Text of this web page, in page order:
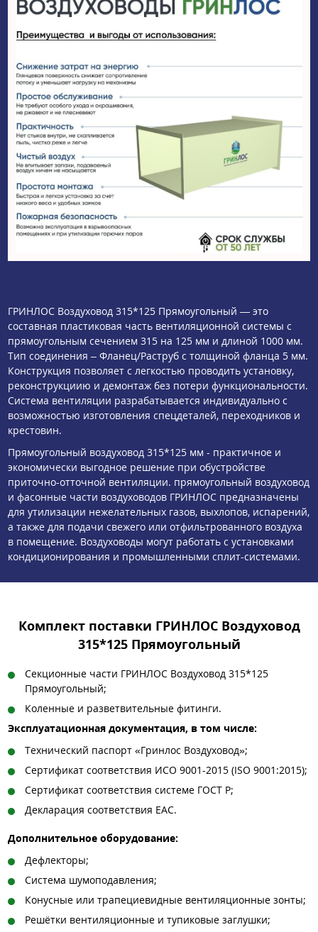
ГРИНЛОС Воздуховод 315*125 Прямоугольный — это
составная пластиковая часть вентиляционной системы с
прямоугольным сечением 315 на 125 мм и длиной 1000 мм.
Тип соединения – Фланец/Раструб с толщиной фланца 5 мм.
Конструкция позволяет с легкостью проводить установку,
реконструкциию и демонтаж без потери функциональности.
Система вентиляции разрабатывается индивидуально с
возможностью изготовления спецдеталей, переходников и
крестовин.
Прямоугольный воздуховод 315*125 мм - практичное и
экономически выгодное решение при обустройстве
приточно-отточной вентиляции. прямоугольный воздуховод
и фасонные части воздуховодов ГРИНЛОС предназначены
для утилизации нежелательных газов, выхлопов, испарений,
а также для подачи свежего или отфильтрованного воздуха
в помещение. Воздуховоды могут работать с установками
кондиционирования и промышленными сплит-системами.
Комплект поставки ГРИНЛОС Воздуховод
315*125 Прямоугольный
Секционные части ГРИНЛОС Воздуховод 315*125
Прямоугольный;
Коленные и разветвительные фитинги.
Эксплуатационная документация, в том числе:
Технический паспорт «Гринлос Воздуховод»;
Сертификат соответствия ИСО 9001-2015 (ISO 9001:2015);
Сертификат соответствия системе ГОСТ Р;
Декларация соответствия EAC.
Дополнительное оборудование:
Дефлекторы;
Система шумоподавления;
Конусные или трапециевидные вентиляционные зонты;
Решётки вентиляционные и тупиковые заглушки;